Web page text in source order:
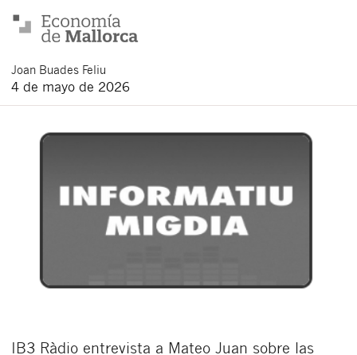
Joan Buades Feliu
4 de mayo de 2026
IB3 Ràdio entrevista a Mateo Juan sobre las